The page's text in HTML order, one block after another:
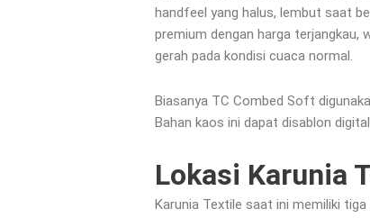
handfeel yang halus, lembut saat
premium dengan harga terjangkau,
gerah pada kondisi cuaca normal.
Biasanya TC Combed Soft
Bahan kaos ini dapat disablon
Lokasi Karunia
Karunia Textile saat ini memiliki